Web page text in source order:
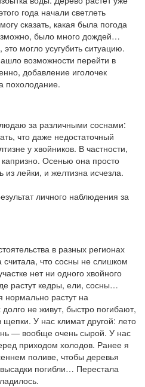
года начали светлеть
сказать, какая была погода
было много дождей…
могло усугубить ситуацию.
возможности перейти в
добавление иголочек
похолодание.
за различными соснами:
что даже недостаточный
у хвойников. В частности,
Осенью она просто
лейки, и желтизна исчезла.
личного наблюдения за
в разных регионах
считала, что сосны не слишком
нет ни одного хвойного
растут кедры, ели, сосны…
растут на
не живут, быстро погибают,
У нас климат другой: лето
— вообще очень сырой. У нас
приходом холодов. Ранее я
поливе, чтобы деревья
погибли… Перестала